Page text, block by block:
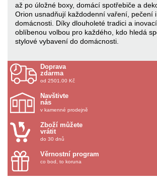
až po úložné boxy, domácí spotřebiče a
Orion usnadňují každodenní vaření, pečení
domácnosti. Díky dlouholeté tradici a
oblíbenou volbou pro každého, kdo hledá
stylové vybavení do domácnosti.
Doprava
zdarma
od 2501.00 Kč
Navštivte
nás
v kamenné prodejně
Zboží můžete
vrátit
do 30 dnů
Věrnostní program
co bod, to koruna